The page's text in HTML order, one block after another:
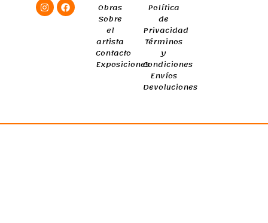
Obras
Sobre
el
artista
Contacto
Exposiciones
Política
de
Privacidad
Términos
y
Condiciones
Envíos
Devoluciones